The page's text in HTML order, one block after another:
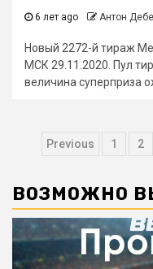
6 лет ago Антон
Новый 2272-й тираж
МСК 29.11.2020. Пул
величина суперприза
записям
Previous 1 2
ВОЗМОЖНО